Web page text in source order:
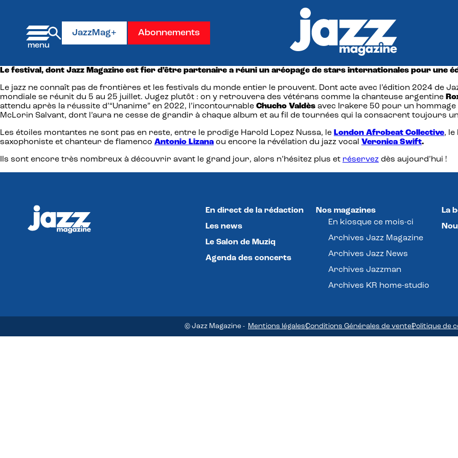
JazzMag+ Abonnements
Le festival, dont Jazz Magazine est fier d’être partenaire a réuni un aréopage de stars internationales pour une
Le jazz ne connaît pas de frontières et les festivals du monde entier le prouvent. Dont acte avec l’édition 2024 de
mondiale se réunit du 5 au 25 juillet. Jugez plutôt : on y retrouvera des vétérans comme la chanteuse argentine
attendu après la réussite d’“Unanime” en 2022, l’incontournable Chucho Valdès avec Irakere 50 pour un
McLorin Salvant, dont l’aura ne cesse de grandir à chaque album et au fil de tournées qui la consacrent toujours
Les étoiles montantes ne sont pas en reste, entre le prodige Harold Lopez Nussa, le London Afrobeat Collective, le
saxophoniste et chanteur de flamenco Antonio Lizana ou encore la révélation du jazz vocal Veronica Swift.
Ils sont encore très nombreux à découvrir avant le grand jour, alors n’hésitez plus et réservez dès aujourd’hui !
En direct de la rédaction
Les news
Le Salon de Muziq
Agenda des concerts
Nos magazines
En kiosque ce mois-ci
Archives Jazz Magazine
Archives Jazz News
Archives Jazzman
Archives KR home-studio
La
© Jazz Magazine - Mentions légalesConditions Générales de ventePolitique de